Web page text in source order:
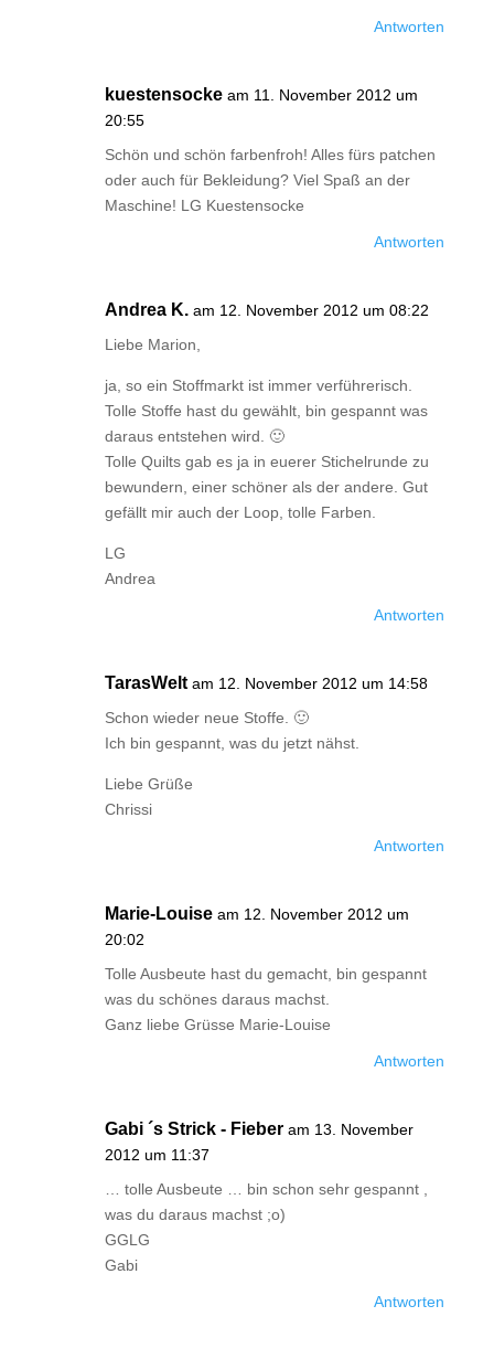
Antworten
kuestensocke am 11. November 2012 um
20:55
Schön und schön farbenfroh! Alles fürs patchen
oder auch für Bekleidung? Viel Spaß an der
Maschine! LG Kuestensocke
Antworten
Andrea K. am 12. November 2012 um 08:22
Liebe Marion,
ja, so ein Stoffmarkt ist immer verführerisch.
Tolle Stoffe hast du gewählt, bin gespannt was
daraus entstehen wird. 🙂
Tolle Quilts gab es ja in euerer Stichelrunde zu
bewundern, einer schöner als der andere. Gut
gefällt mir auch der Loop, tolle Farben.
LG
Andrea
Antworten
TarasWelt am 12. November 2012 um 14:58
Schon wieder neue Stoffe. 🙂
Ich bin gespannt, was du jetzt nähst.
Liebe Grüße
Chrissi
Antworten
Marie-Louise am 12. November 2012 um
20:02
Tolle Ausbeute hast du gemacht, bin gespannt
was du schönes daraus machst.
Ganz liebe Grüsse Marie-Louise
Antworten
Gabi ´s Strick - Fieber am 13. November
2012 um 11:37
… tolle Ausbeute … bin schon sehr gespannt ,
was du daraus machst ;o)
GGLG
Gabi
Antworten